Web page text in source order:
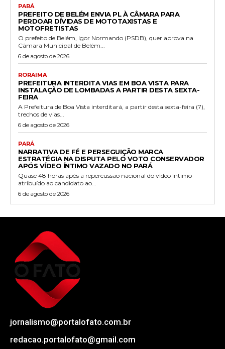
PARÁ
PREFEITO DE BELÉM ENVIA PL À CÂMARA PARA
PERDOAR DÍVIDAS DE MOTOTAXISTAS E
MOTOFRETISTAS
O prefeito de Belém, Igor Normando (PSDB), quer aprova na
Câmara Municipal de Belém...
6 de agosto de 2026
RORAIMA
PREFEITURA INTERDITA VIAS EM BOA VISTA PARA
INSTALAÇÃO DE LOMBADAS A PARTIR DESTA SEXTA-
FEIRA
A Prefeitura de Boa Vista interditará, a partir desta sexta-feira (7),
trechos de vias...
6 de agosto de 2026
PARÁ
NARRATIVA DE FÉ E PERSEGUIÇÃO MARCA
ESTRATÉGIA NA DISPUTA PELO VOTO CONSERVADOR
APÓS VÍDEO ÍNTIMO VAZADO NO PARÁ
Quase 48 horas após a repercussão nacional do vídeo íntimo
atribuído ao candidato ao...
6 de agosto de 2026
jornalismo@portalofato.com.br
redacao.portalofato@gmail.com